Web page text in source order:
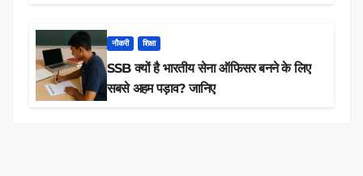
नौकरी शिक्षा
SSB क्यों है भारतीय सेना ऑफिसर बनने के लिए
सबसे अहम पड़ाव? जानिए